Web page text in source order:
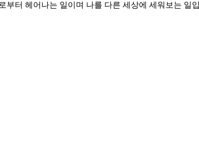
터 헤어나는 일이며 나를 다른 세상에 세워보는 일입